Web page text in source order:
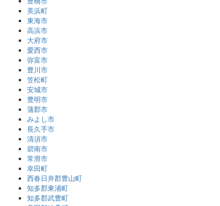
美浜町
東海市
高浜市
大府市
愛西市
弥富市
豊川市
笠松町
安城市
豊明市
蒲郡市
みよし市
長久手市
清須市
碧南市
常滑市
幸田町
西春日井郡豊山町
知多郡東浦町
知多郡武豊町